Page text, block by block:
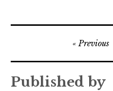
dos profissionais de
na formação para a
Navegação
de
artigos
Previous
Published by